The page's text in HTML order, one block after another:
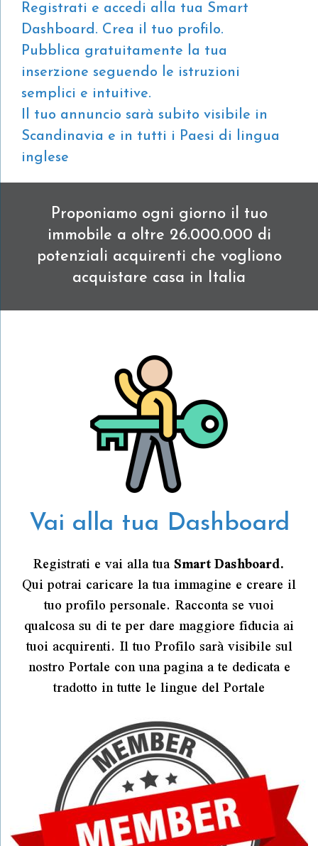
Registrati e accedi alla tua Smart
Dashboard. Crea il tuo profilo.
Pubblica gratuitamente la tua
inserzione seguendo le istruzioni
semplici e intuitive.
Il tuo annuncio sarà subito visibile in
Scandinavia e in tutti i Paesi di lingua
inglese
Proponiamo ogni giorno il tuo
immobile a oltre 26.000.000 di
potenziali acquirenti che vogliono
acquistare casa in Italia
Vai alla tua Dashboard
Registrati e vai alla tuaSmart Dashboard.
Qui potrai caricare la tua immagine e creare il
tuo profilo personale. Racconta se vuoi
qualcosa su di te per dare maggiore fiducia ai
tuoi acquirenti. Il tuo Profilo sarà visibile sul
nostro Portale con una pagina a te dedicata e
tradotto in tutte le lingue del Portale